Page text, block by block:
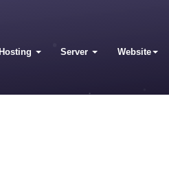
Server Website